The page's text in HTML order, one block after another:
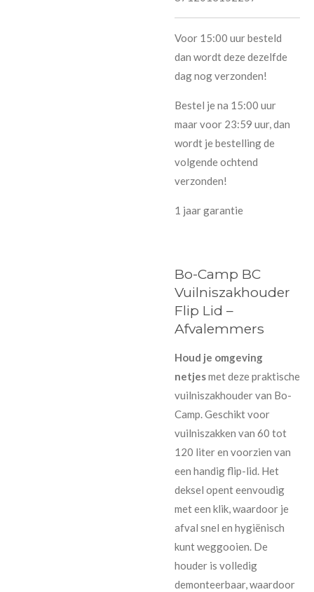
Voor 15:00 uur besteld
dan wordt deze dezelfde
dag nog verzonden!
Bestel je na 15:00 uur
maar voor 23:59 uur, dan
wordt je bestelling de
volgende ochtend
verzonden!
1 jaar garantie
Bo-Camp BC
Vuilniszakhouder
Flip Lid –
Afvalemmers
Houd je omgeving
netjesmet deze praktische
vuilniszakhouder van Bo-
Camp. Geschikt voor
vuilniszakken van 60 tot
120 liter en voorzien van
een handig flip-lid. Het
deksel opent eenvoudig
met een klik, waardoor je
afval snel en hygiënisch
kunt weggooien. De
houder is volledig
demonteerbaar, waardoor